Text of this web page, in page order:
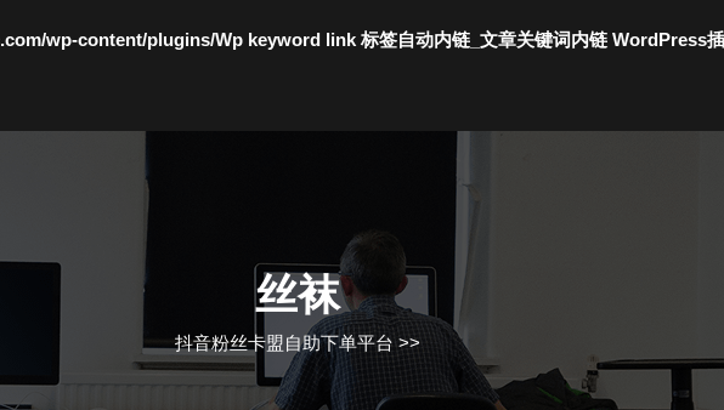
wp-content/plugins/Wp keyword link 标签自动内链_文章关键词内链 WordPress
丝袜
抖音粉丝卡盟自助下单平台>>